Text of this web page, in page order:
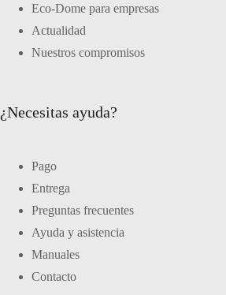
Eco-Dome para empresas
Actualidad
Nuestros compromisos
¿Necesitas ayuda?
Pago
Entrega
Preguntas frecuentes
Ayuda y asistencia
Manuales
Contacto